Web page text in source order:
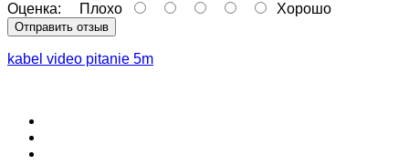
Оценка: Плохо Хорошо
Отправить отзыв
kabel video pitanie 5m